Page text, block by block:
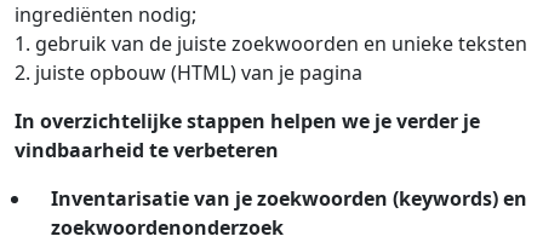
ingrediënten nodig;
1. gebruik van de juiste zoekwoorden en unieke teksten
2. juiste opbouw (HTML) van je pagina
In overzichtelijke stappen helpen we je verder je
vindbaarheid te verbeteren
Inventarisatie van je zoekwoorden (keywords) en
zoekwoordenonderzoek